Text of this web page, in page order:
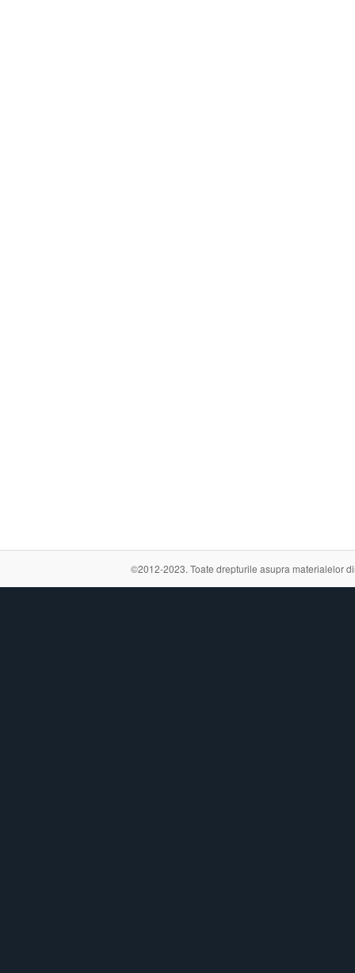
©2012-2023. Toate drepturile asupra materialelor